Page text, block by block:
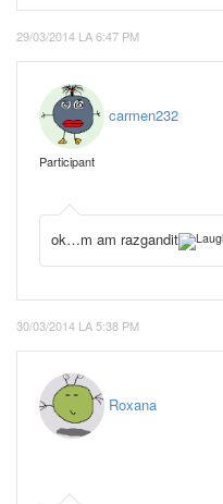
29/03/2014 LA 6:47 PM
carmen232
Participant
ok…m am razgandit
30/03/2014 LA 5:38 PM
Roxana